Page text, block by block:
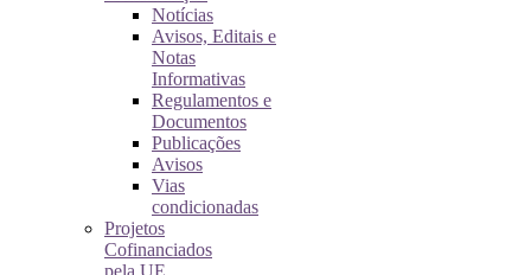
Notícias
Avisos, Editais e
Notas
Informativas
Regulamentos e
Documentos
Publicações
Avisos
Vias
condicionadas
Projetos
Cofinanciados
pela UE